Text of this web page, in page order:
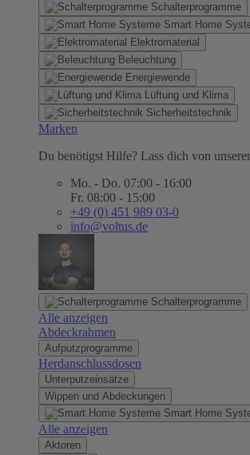
Schalterprogramme
Smart Home
Elektromaterial
Beleuchtung
Energiewende
Lüftung und Klima
Sicherheitstechnik
Marken
Du benötigst Hilfe? Lass dich von
Mo. - Do. 07:00 - 16:00
Fr. 08:00 - 15:00
+49 (0) 451 989 03-0
info@voltus.de
Schalterprogramme
Alle anzeigen
Abdeckrahmen
Aufputzprogramme
Herdanschlussdosen
Unterputzeinsätze
Wippen und Abdeckungen
Smart Home
Alle anzeigen
Aktoren